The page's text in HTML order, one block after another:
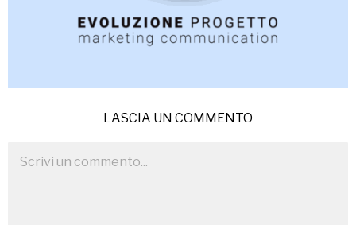
LASCIA UN COMMENTO